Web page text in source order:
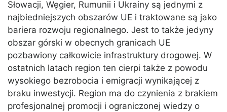
Słowacji, Węgier, Rumunii i Ukrainy są jednymi z
najbiedniejszych obszarów UE i traktowane są jako
bariera rozwoju regionalnego. Jest to także jedyny
obszar górski w obecnych granicach UE
pozbawiony całkowicie infrastruktury drogowej. W
ostatnich latach region ten cierpi także z powodu
wysokiego bezrobocia i emigracji wynikającej z
braku inwestycji. Region ma do czynienia z brakiem
profesjonalnej promocji i ograniczonej wiedzy o